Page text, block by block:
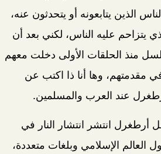
الذين يتابعونه أو يتحدثون عنه،
يتزاحم عليه الناس، لكني بعد أن
منذ الحلقات الأولى دخلت معهم
مقدمتهم، وها أنا ذا اكتب عن
عند العرب والمسلمين.
أرطغرل انتشر انتشار النار في
العالم الإسلامي وبلغات متعددة،